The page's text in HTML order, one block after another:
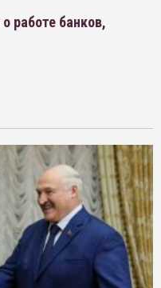
работе банков,